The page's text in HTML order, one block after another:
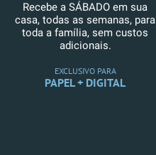
Recebe a SÁBADO em sua
casa, todas as semanas, para
toda a família, sem custos
adicionais.
EXCLUSIVO PARA
PAPEL + DIGITAL